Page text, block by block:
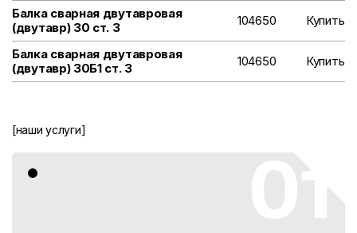
Балка сварная двутавровая
(двутавр) 30 ст. 3
104650 Купить
Балка сварная двутавровая
(двутавр) 30Б1 ст. 3
104650 Купить
[наши услуги]